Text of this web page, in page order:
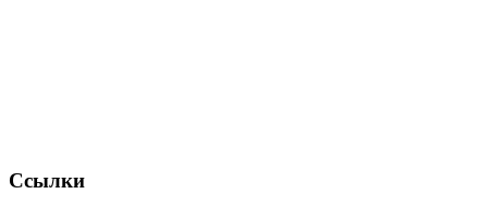
Ссылки